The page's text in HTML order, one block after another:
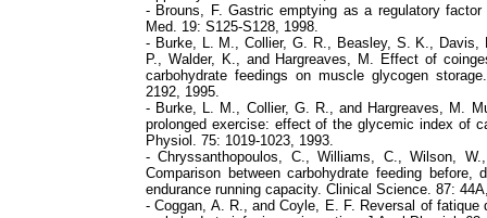
- Brouns, F. Gastric emptying as a regulatory
Med. 19: S125-S128, 1998.
- Burke, L. M., Collier, G. R., Beasley, S. K., Davis,
P., Walder, K., and Hargreaves, M. Effect of
carbohydrate feedings on muscle glycogen
2192, 1995.
- Burke, L. M., Collier, G. R., and Hargreaves, M.
prolonged exercise: effect of the glycemic index of
Physiol. 75: 1019-1023, 1993.
- Chryssanthopoulos, C., Williams, C., Wilson,
Comparison between carbohydrate feeding before,
endurance running capacity. Clinical Science. 87:
- Coggan, A. R., and Coyle, E. F. Reversal of fatique